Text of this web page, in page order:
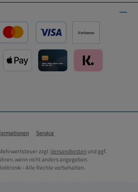
über PayPal
Kredit- oder Debitkarte über PayPal
Vorkasse
Service
zzgl.Versandkosten und ggf.
wenn nicht anders angegeben.
- Alle Rechte vorbehalten.